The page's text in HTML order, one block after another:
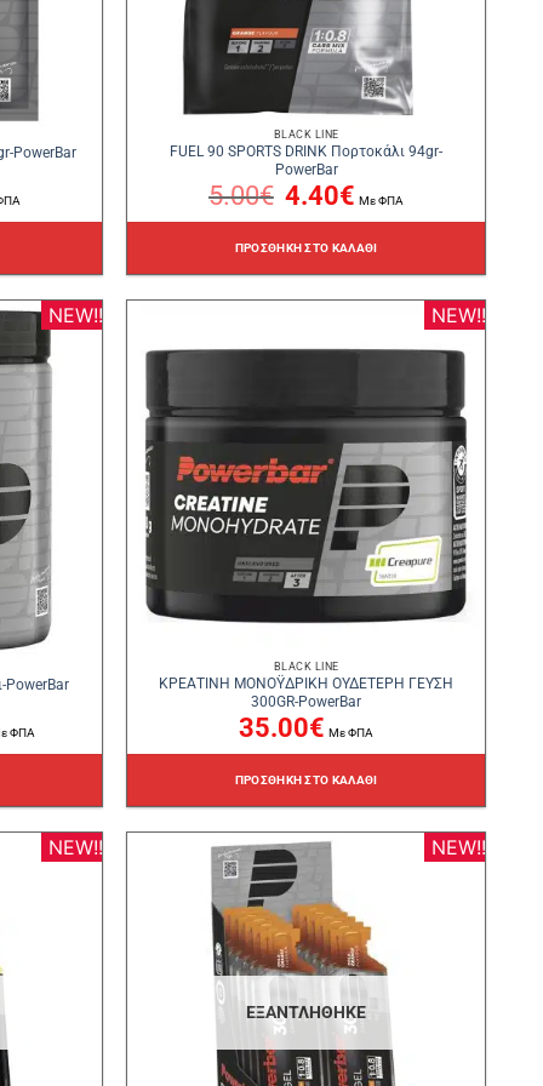
PowerBar
BLACK LINE
FUEL 90 SPORTS DRINK Πορτοκάλι 94gr-
PowerBar
5.00€
Original
price
was:
4.40€ τρέχουσα
τιμή
4.40€.
Με ΦΠΑ
ΠΡΟΣΘΉΚΗ ΣΤΟ ΚΑΛΆΘΙ
NEW!!
PowerBar
ΦΠΑ
NEW!!
BLACK LINE
ΚΡΕΑΤΙΝΗ ΜΟΝΟΫΔΡΙΚΗ ΟΥΔΕΤΕΡΗ ΓΕΥΣΗ
300GR-PowerBar
35.00€ Με ΦΠΑ
ΠΡΟΣΘΉΚΗ ΣΤΟ ΚΑΛΆΘΙ
NEW!! NEW!!
ΕΞΑΝΤΛΉΘΗΚΕ